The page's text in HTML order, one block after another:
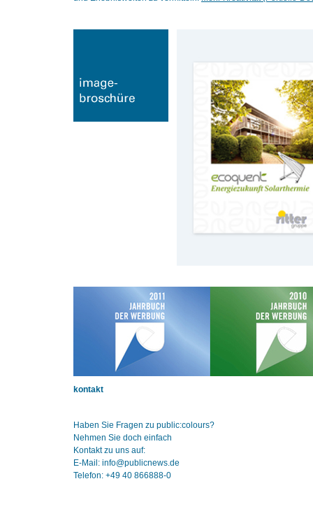
kontakt
Haben Sie Fragen zu public:colours?
Nehmen Sie doch einfach
Kontakt zu uns auf:
E-Mail: info@publicnews.de
Telefon: +49 40 866888-0